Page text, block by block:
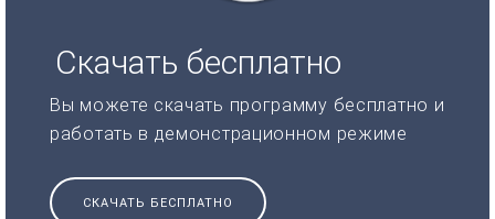
Скачать бесплатно
Вы можете скачать программу бесплатно и
работать в демонстрационном режиме
СКАЧАТЬ БЕСПЛАТНО